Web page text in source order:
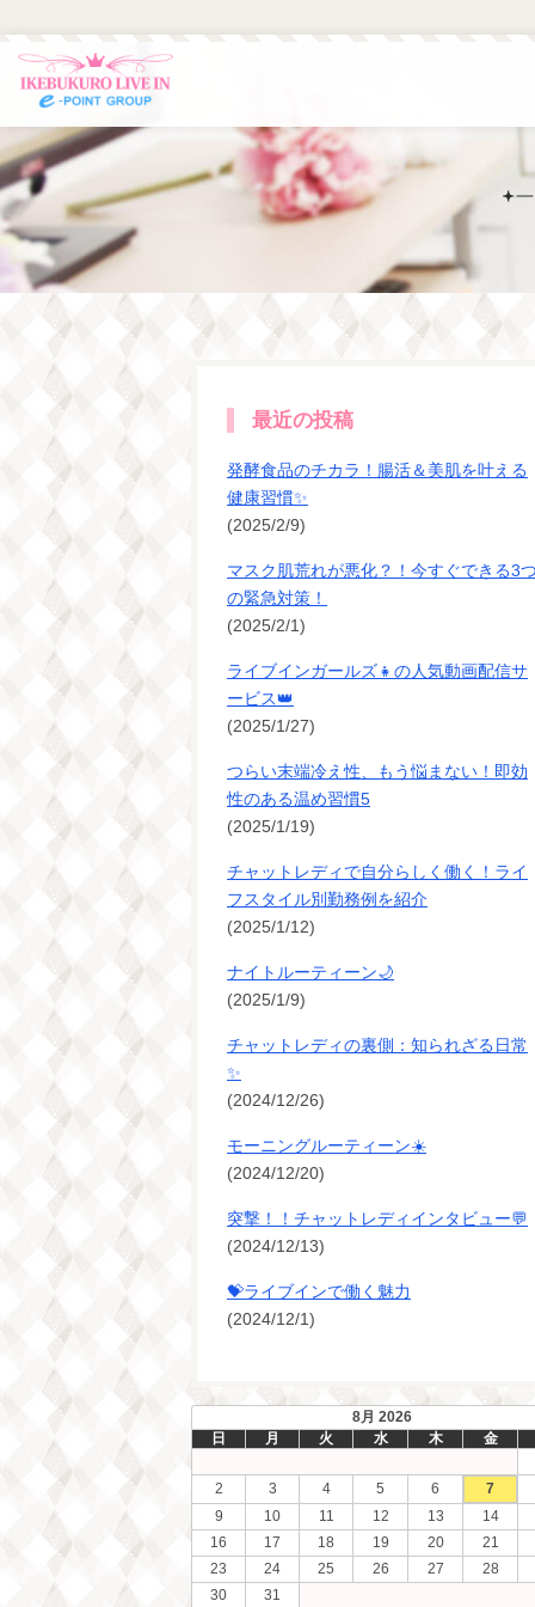
最近の投稿
発酵食品のチカラ！腸活＆美肌を叶える
健康習慣✨
(2025/2/9)
マスク肌荒れが悪化？！今すぐできる3
の緊急対策！
(2025/2/1)
ライブインガールズ👧の人気動画配信サ
ービス👑
(2025/1/27)
つらい末端冷え性、もう悩まない！即効
性のある温め習慣5
(2025/1/19)
チャットレディで自分らしく働く！ライ
フスタイル別勤務例を紹介
(2025/1/12)
ナイトルーティーン🌙
(2025/1/9)
チャットレディの裏側：知られざる日常
✨
(2024/12/26)
モーニングルーティーン☀️
(2024/12/20)
突撃！！チャットレディインタビュー💬
(2024/12/13)
💝ライブインで働く魅力
(2024/12/1)
8月 2026
日
月 火 水 木 金
2 3 4 5 6
7
9
10 11 12 13
14
16
17 18 19 20
21
23
24 25 26 27
28
30
31